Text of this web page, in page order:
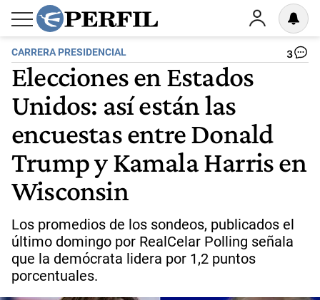
CARRERA PRESIDENCIAL 3
Elecciones en Estados
Unidos: así están las
encuestas entre Donald
Trump y Kamala Harris en
Wisconsin
Los promedios de los sondeos, publicados el
último domingo por RealCelar Polling señala
que la demócrata lidera por 1,2 puntos
porcentuales.